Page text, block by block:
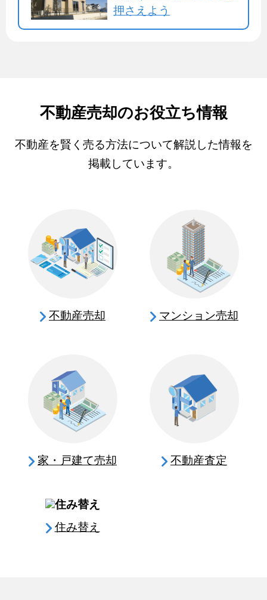
押さえよう
不動産売却のお役立ち情報
不動産を賢く売る方法について解説した情報を
掲載しています。
不動産売却 マンション売却
家・戸建て売却 不動産査定
住み替え